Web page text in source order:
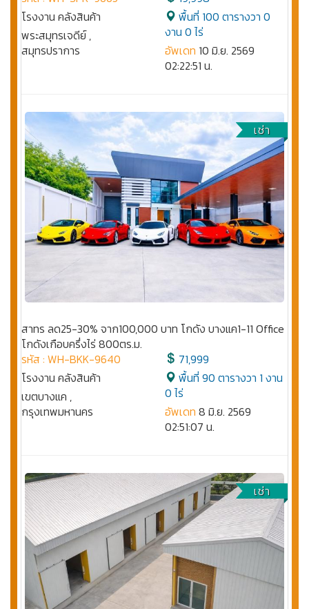
โรงงาน คลังสินค้า
พระสมุทรเจดีย์ ,
สมุทรปราการ
พื้นที่ 100 ตารางวา 0
งาน 0 ไร่
อัพเดท 10 มิ.ย. 2569
02:22:51 น.
เช่า
สาทร ลด25-30% จาก100,000 บาท โกดัง บางแค1-11 Office
โกดังเกือบครึ่งไร่ 800ตร.ม.
รหัส : WH-BKK-9640
โรงงาน คลังสินค้า
เขตบางแค ,
กรุงเทพมหานคร
71,999
พื้นที่ 90 ตารางวา 1 งาน
0 ไร่
อัพเดท 8 มิ.ย. 2569
02:51:07 น.
เช่า